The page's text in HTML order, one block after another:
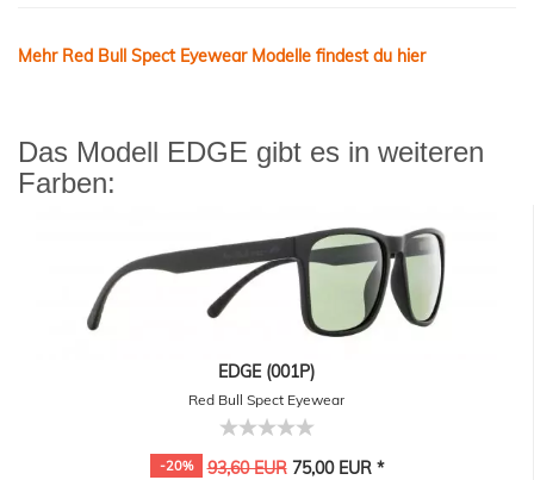
Mehr Red Bull Spect Eyewear Modelle findest du hier
Das Modell EDGE gibt es in weiteren
Farben:
EDGE (001P)
Red Bull Spect Eyewear
-20% 93,60 EUR75,00 EUR *